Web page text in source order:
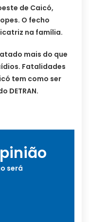
de Caicó,
O fecho
na família.
mais do que
Fatalidades
tem como ser
DETRAN.
será